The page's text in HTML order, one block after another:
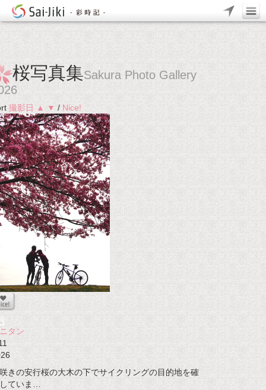
桜写真集Sakura Photo Gallery
撮影日 ▲ ▼ / Nice!
タン
きの安行桜の大木の下でサイクリングの目的地を確
ていま…